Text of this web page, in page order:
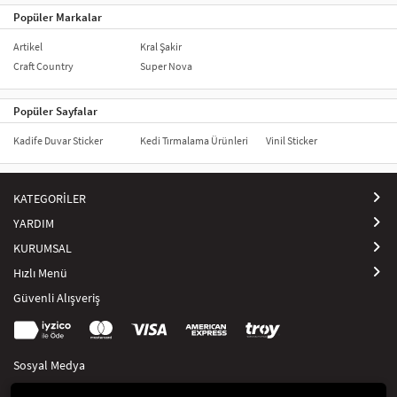
Popüler Markalar
Artikel
Craft Country
Kral Şakir
Super Nova
Popüler Sayfalar
Kadife Duvar Sticker Kedi Tırmalama Ürünleri Vinil Sticker
KATEGORİLER
YARDIM
KURUMSAL
Hızlı Menü
Güvenli Alışveriş
Sosyal Medya